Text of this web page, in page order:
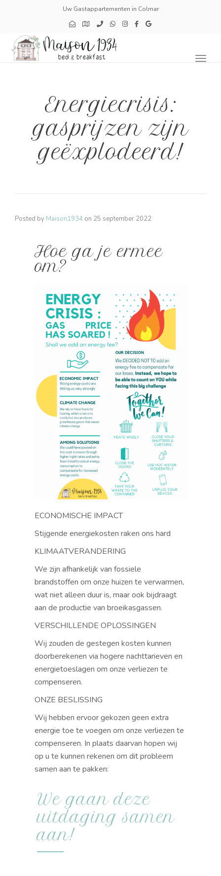
Uw Gastappartementen in Colmar
Energiecrisis:
gasprijzen zijn
geëxplodeerd!
Posted by Maison1934 on 25 september 2022
Hoe ga je ermee
om?
ECONOMISCHE IMPACT
Stijgende energiekosten raken ons hard
KLIMAATVERANDERING
We zijn afhankelijk van fossiele
brandstoffen om onze huizen te verwarmen,
wat niet alleen duur is, maar ook bijdraagt
aan de productie van broeikasgassen.
VERSCHILLENDE OPLOSSINGEN
Wij zouden de gestegen kosten kunnen
doorberekenen via hogere nachttarieven en
energietoeslagen om onze verliezen te
compenseren.
ONZE BESLISSING
Wij hebben ervoor gekozen geen extra
energie toe te voegen om onze verliezen te
compenseren. In plaats daarvan hopen wij
op u te kunnen rekenen om dit probleem
samen aan te pakken:
We gaan deze
uitdaging samen
aan!